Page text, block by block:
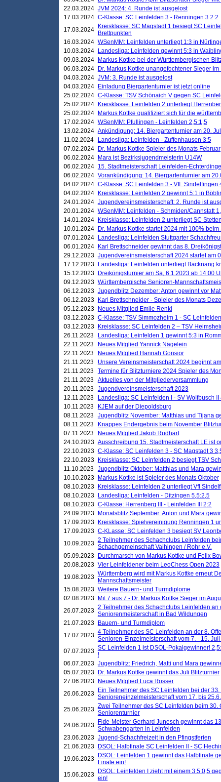
22.03.2024 JVM 2024: 4. Runde ist ausgelost
17.03.2024 C-Klasse: SC Leinfelden 3 - Renningen 3 2:2
17.03.2024
Kreisklasse: SC Magstadt 1 besiegt SC
Brettpunkten
16.03.2024 WSenMM: Leinfelden unterliegt 1:3 in
10.03.2024
Landesliga: Leinfelden gewinnt 5:3 in
09.03.2024
Markus Kottke bei der Württembergischen
06.03.2024
Dr. Markus Kottke unangefochtener Sieger
04.03.2024 JVM: 3. Runde ist ausgelost
04.03.2024
Einladung Biergartenturnier ist jetzt online
25.02.2024 C-Klasse: TSV Schönaich V gegen SC
25.02.2024
Kreisklasse: Leinfelden 2 unterliegt
25.02.2024
Markus Kottke qualifiziert sich für die
17.02.2024 WSenMM: Pfullingen - Leinfelden 2,5:1,5
13.02.2024 Ankündigung: 14. Biergartenturnier am 20.
11.02.2024
Landesliga: Leinfelden - Zuffenhausen 3:5
07.02.2024
Dr. Markus Kottke Spieler des Monats Februar
06.02.2024
Mara ist Bezirksjugendmeisterin U14W
06.02.2024 15. Stadtmeisterschaft Leinfelden-
06.02.2024 Vorankündigung: 14. Biergartenturnier am
04.02.2024 C-Klasse: SC Leinfelden 3 - VfL Sindelfingen
04.02.2024
Kreisklasse: Leinfelden 2 gewinnt 5:1 in
24.01.2024 Jugendvereinsmeisterschaft: 2. Runde ist
20.01.2024 WSenMM: Leinfelden - Schmiden/Cannstatt
14.01.2024
Kreisklasse: Leinfelden 2 unterliegt SC
10.01.2024
Dr. Markus Kottke startet 2024 mit 100%
07.01.2024
Landesliga: Leinfelden Stuttgarter
06.01.2024
Karl Brettschneider gewinnt das 8.
29.12.2023 Jugendvereinsmeisterschaft 2024 startet am
17.12.2023
Landesliga: Leinfelden unterliegt Backnang
15.12.2023
Dreikönigsturnier am Sa, 6.1.2023 ab 14:00
09.12.2023 Württembergische Senioren-
06.12.2023 Jugendblitz Dezember: Anton gewinnt vor
06.12.2023
Karl Brettschneider - Spieler des Monats
05.12.2023
Neues Mitglied Emile Renkl
03.12.2023 C-Klasse: TSV Simmozheim 1 - SC
03.12.2023
Kreisklasse: SC Leinfelden 2 – TSV
26.11.2023
Landesliga: Leinfelden 1 gewinnt 5:3 in
22.11.2023
Neues Mitglied Yannick Nägelein
22.11.2023
Neues Mitglied Hannah Gonsior
21.11.2023
Unsere Vereinsmeisterschaft 2024 beginnt
21.11.2023 Termine für Blitzturniere 2024 Spieler des
21.11.2023 Aktuelles von der Mitgliederversammlung
20.11.2023 Jugendvereinsmeisterschaft 2023
12.11.2023
Landesliga: SC Leinfelden I - SV Wolfbusch II
10.11.2023
KJEM auf der Diepoldsburg
08.11.2023 Jugendblitz November: Matthias und Tijana
08.11.2023
Knappes Endergebnis beim November
07.11.2023
Neues Mitglied Jakob Rudhart
24.10.2023 Ausschreibung 15. Stadtmeisterschaft LE ist
22.10.2023 C-Klasse: SC Leinfelden 3 - SC Magstadt 3
22.10.2023
Kreisklasse: SC Leinfelden 2 besiegt TSV
11.10.2023 Jugendblitz Oktober: Matthias und Mara
10.10.2023
Markus Kottke ist Spieler des Monats Oktober
08.10.2023
Kreisklasse: Leinfelden 2 unterliegt Vfl
08.10.2023
Landesliga: Leinfelden - Ditzingen 5,5:2,5
08.10.2023 C-Klasse: Herrenberg III - Leinfelden III 2:2
24.09.2023
Monatsblitz September: Anton und Mara
17.09.2023
Kreisklasse: Spielvereinigung Renningen 1
17.09.2023 C-KLasse: SC Leinfelden 3 besiegt SV
10.09.2023 2 Teilnehmer des Schachclubs Leinfelden
Schachgemeinschaft Vaihingen / Rohr e.V.
05.09.2023
Durchmarsch von Markus Kottke und Felix
20.08.2023 Vier Leinfeldener beim LeoChess Open 2023
19.08.2023 Württemberg wird mit Markus Kottke erneut
Mannschaftsmeister
15.08.2023 Weitere Bauern- und Turmdiplome
02.08.2023
Mit 7 aus 7 - Dr. Markus Kottke Sieger im
26.07.2023 2 Teilnehmer des Schachclubs Leinfelden an
Seniorenmeisterschaft in Bad Wildungen
21.07.2023
Bauern- und Turmdiplom
17.07.2023 4 Teilnehmer des SC Leinfelden an der 8.
Senioren-Einzelmeisterschaft vom 7. - 15.
07.07.2023 SC Leinfelden 1 ist DSOL-Pokalgewinner!
!
06.07.2023 Jugendblitz: Friedrich, Matti und Mara
05.07.2023
Dr. Markus Kottke gewinnt das Juli Blitzturnier
27.06.2023
Neues Mitglied Luca Rösser
26.06.2023
Ein Teilnehmer des SC Leinfelden bei der
Senioreneinzelmeisterschaft vom 17. bis
25.06.2023 Zwei Teilnehmer des SC Leinfelden beim
Seniorenturnier
24.06.2023
Fide-Meister Gerhard Junesch gewinnt das
Schwabengarten in Leinfelden
23.06.2023 Jugend-Schachfreizeit in den Pfingstferien
21.06.2023
DSOL: Halbfinale SC Leinfelden II - SC
19.06.2023
DSOL: Leinfelden 1 gewinnt das Halbfinale
Finale ein!
15.06.2023
DSOL: Leinfelden I zieht mit einem 3.5:0,5
ein!